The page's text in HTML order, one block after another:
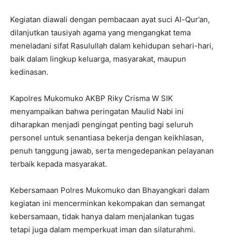
Kegiatan diawali dengan pembacaan ayat suci Al-Qur’an,
dilanjutkan tausiyah agama yang mengangkat tema
meneladani sifat Rasulullah dalam kehidupan sehari-hari,
baik dalam lingkup keluarga, masyarakat, maupun
kedinasan.
Kapolres Mukomuko AKBP Riky Crisma W SIK
menyampaikan bahwa peringatan Maulid Nabi ini
diharapkan menjadi pengingat penting bagi seluruh
personel untuk senantiasa bekerja dengan keikhlasan,
penuh tanggung jawab, serta mengedepankan pelayanan
terbaik kepada masyarakat.
Kebersamaan Polres Mukomuko dan Bhayangkari dalam
kegiatan ini mencerminkan kekompakan dan semangat
kebersamaan, tidak hanya dalam menjalankan tugas
tetapi juga dalam memperkuat iman dan silaturahmi.